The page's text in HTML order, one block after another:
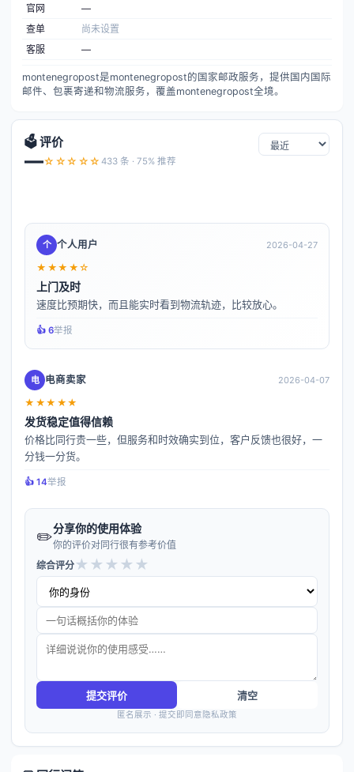
官网
—
查单
尚未设置
客服
—
montenegropost是montenegropost的国家邮政服务，提供国内国际
邮件、包裹寄递和物流服务，覆盖montenegropost全境。
🗳️ 评价
—☆☆☆☆☆ 433 条 · 75% 推荐
个 个人用户 2026-04-27
★★★★☆
上门及时
速度比预期快，而且能实时看到物流轨迹，比较放心。
👍️ 6举报
电 电商卖家 2026-04-07
★★★★★
发货稳定值得信赖
价格比同行贵一些，但服务和时效确实到位，客户反馈也很好，一
分钱一分货。
👍️ 14举报
✏️分享你的使用体验
你的评价对同行很有参考价值
综合评分★ ★ ★ ★ ★
提交评价 清空
匿名展示 · 提交即同意隐私政策